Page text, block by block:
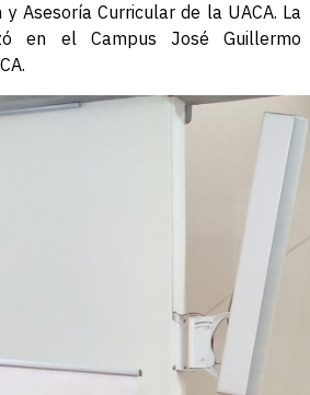
y Asesoría Curricular de la UACA. La
en el Campus José Guillermo